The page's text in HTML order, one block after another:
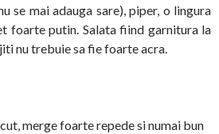
se mai adauga sare), piper, o lingura
foarte putin. Salata fiind garnitura la
nu trebuie sa fie foarte acra.
merge foarte repede si numai bun